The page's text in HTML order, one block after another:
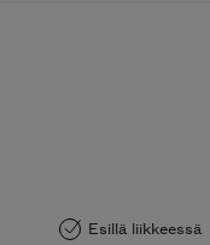
Esillä liikkeessä